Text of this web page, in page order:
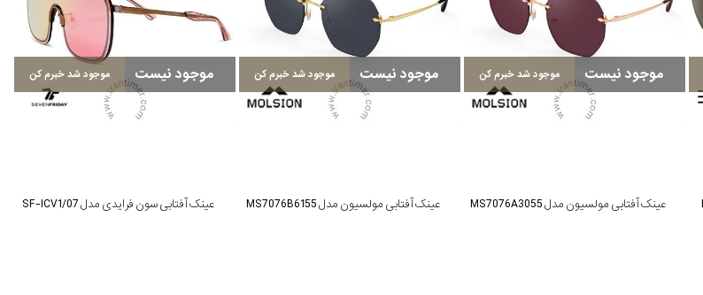
موجود نیست موجود شد خبرم کن
عینک آفتابی مولسیون مدل MS7076A3055
موجود نیست موجود شد خبرم کن
عینک آفتابی مولسیون مدل MS7076B6155
موجود نیست موجود شد خبرم کن
عینک آفتابی سون فرایدی مدل SF-ICV1/07